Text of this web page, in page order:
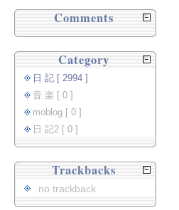
Comments
Category
日 記 [ 2994 ]
音 楽 [ 0 ]
moblog [ 0 ]
日 記2 [ 0 ]
Trackbacks
no trackback